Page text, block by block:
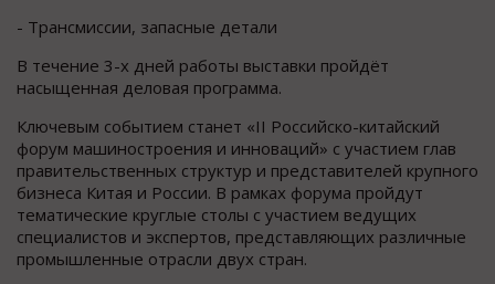
- Трансмиссии, запасные детали
В течение 3-х дней работы выставки пройдёт
насыщенная деловая программа.
Ключевым событием станет «II Российско-китайский
форум машиностроения и инноваций» с участием глав
правительственных структур и представителей крупного
бизнеса Китая и России. В рамках форума пройдут
тематические круглые столы с участием ведущих
специалистов и экспертов, представляющих различные
промышленные отрасли двух стран.